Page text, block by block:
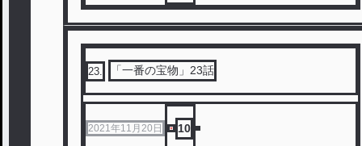
23 「一番の宝物」23話
2021年11月20日 10